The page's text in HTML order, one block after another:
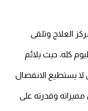
وتلقى
كله، حيث يلائم
يستطيع الانفصال
وقدرته على